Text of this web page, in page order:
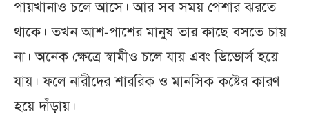
পায়খানাও চলে আসে। আর সব সময় পেশার ঝরতে
থাকে। তখন আশ-পাশের মানুষ তার কাছে বসতে চায়
না। অনেক ক্ষেত্রে স্বামীও চলে যায় এবং ডিভোর্স হয়ে
যায়। ফলে নারীদের শাররিক ও মানসিক কষ্টের কারণ
হয়ে দাঁড়ায়।